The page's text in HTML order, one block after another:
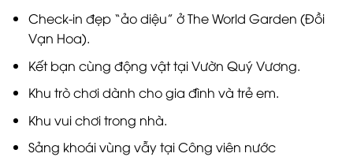
Check-in đẹp “ảo diệu” ở The World Garden (Đồi
Vạn Hoa).
Kết bạn cùng động vật tại Vườn Quý Vương.
Khu trò chơi dành cho gia đình và trẻ em.
Khu vui chơi trong nhà.
Sảng khoái vùng vẫy tại Công viên nước